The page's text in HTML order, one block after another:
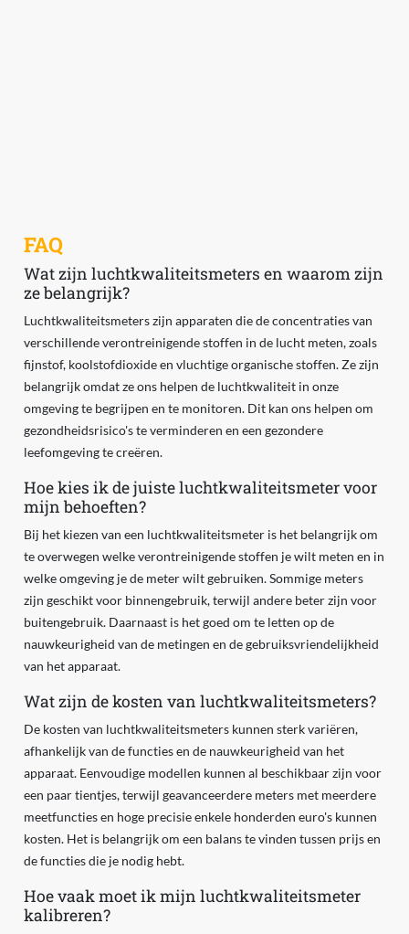
FAQ
Wat zijn luchtkwaliteitsmeters en waarom zijn
ze belangrijk?
Luchtkwaliteitsmeters zijn apparaten die de concentraties van
verschillende verontreinigende stoffen in de lucht meten, zoals
fijnstof, koolstofdioxide en vluchtige organische stoffen. Ze zijn
belangrijk omdat ze ons helpen de luchtkwaliteit in onze
omgeving te begrijpen en te monitoren. Dit kan ons helpen om
gezondheidsrisico's te verminderen en een gezondere
leefomgeving te creëren.
Hoe kies ik de juiste luchtkwaliteitsmeter voor
mijn behoeften?
Bij het kiezen van een luchtkwaliteitsmeter is het belangrijk om
te overwegen welke verontreinigende stoffen je wilt meten en in
welke omgeving je de meter wilt gebruiken. Sommige meters
zijn geschikt voor binnengebruik, terwijl andere beter zijn voor
buitengebruik. Daarnaast is het goed om te letten op de
nauwkeurigheid van de metingen en de gebruiksvriendelijkheid
van het apparaat.
Wat zijn de kosten van luchtkwaliteitsmeters?
De kosten van luchtkwaliteitsmeters kunnen sterk variëren,
afhankelijk van de functies en de nauwkeurigheid van het
apparaat. Eenvoudige modellen kunnen al beschikbaar zijn voor
een paar tientjes, terwijl geavanceerdere meters met meerdere
meetfuncties en hoge precisie enkele honderden euro's kunnen
kosten. Het is belangrijk om een balans te vinden tussen prijs en
de functies die je nodig hebt.
Hoe vaak moet ik mijn luchtkwaliteitsmeter
kalibreren?